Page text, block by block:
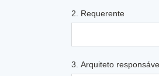
2. Requerente
3. Arquiteto